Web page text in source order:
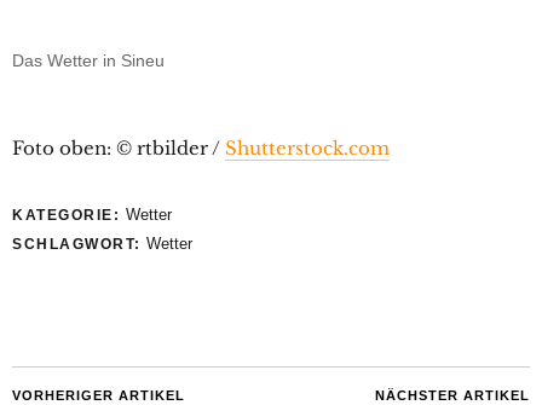
Das Wetter in Sineu
Foto oben: © rtbilder / Shutterstock.com
KATEGORIE: Wetter
SCHLAGWORT: Wetter
VORHERIGER ARTIKEL NÄCHSTER ARTIKEL